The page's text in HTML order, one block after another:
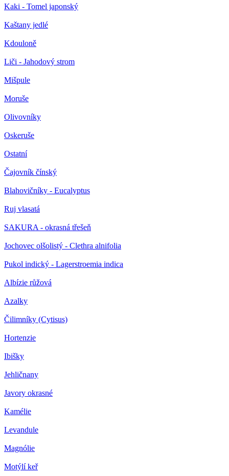
Kaki - Tomel japonský
Kaštany jedlé
Kdouloně
Liči - Jahodový strom
Mišpule
Moruše
Olivovníky
Oskeruše
Ostatní
Čajovník čínský
Blahovičníky - Eucalyptus
Ruj vlasatá
SAKURA - okrasná třešeň
Jochovec olšolistý - Clethra alnifolia
Pukol indický - Lagerstroemia indica
Albízie růžová
Azalky
Čilimníky (Cytisus)
Hortenzie
Ibišky
Jehličnany
Javory okrasné
Kamélie
Levandule
Magnólie
Motýlí keř